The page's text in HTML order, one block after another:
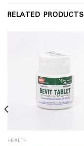
RELATED PRODUCTS
HEALTH